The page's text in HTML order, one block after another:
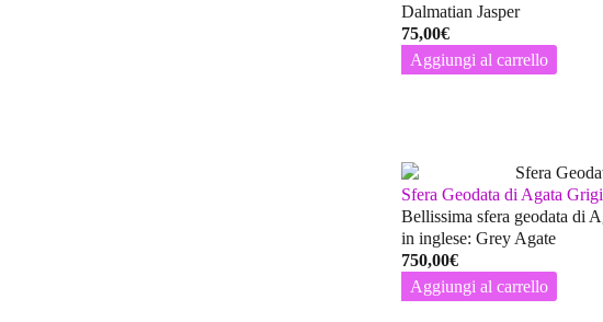
Dalmatian Jasper
75,00€
Aggiungi al carrello
Sfera Geodata di Agata
Bellissima sfera geodata di
in inglese: Grey Agate
750,00€
Aggiungi al carrello